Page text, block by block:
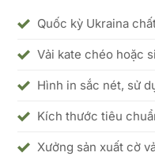
Quốc kỳ Ukraina
Vải kate chéo hoặc
Hình in sắc nét, sử
Kích thước tiêu
Xưởng sản xuất cờ